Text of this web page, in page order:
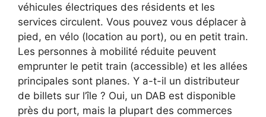
véhicules électriques des résidents et les
services circulent. Vous pouvez vous déplacer à
pied, en vélo (location au port), ou en petit train.
Les personnes à mobilité réduite peuvent
emprunter le petit train (accessible) et les allées
principales sont planes. Y a-t-il un distributeur
de billets sur l’île ? Oui, un DAB est disponible
près du port, mais la plupart des commerces